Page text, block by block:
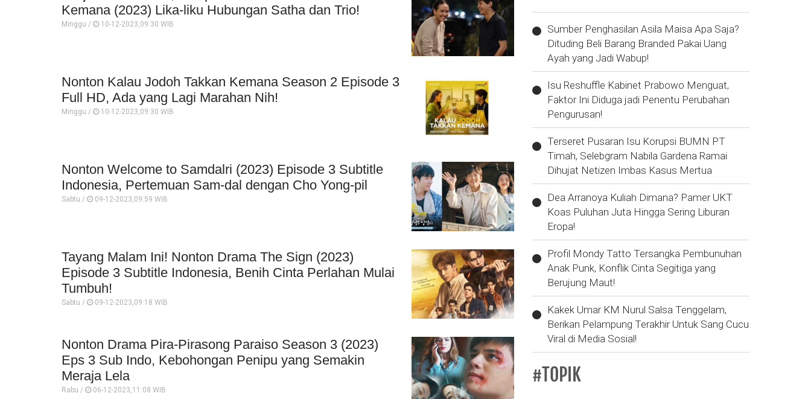
Kemana (2023) Lika-liku Hubungan Satha dan Trio!
Minggu / 10-12-2023,09:30 WIB
Nonton Kalau Jodoh Takkan Kemana Season 2 Episode 3
Full HD, Ada yang Lagi Marahan Nih!
Minggu / 10-12-2023,09:30 WIB
Nonton Welcome to Samdalri (2023) Episode 3 Subtitle
Indonesia, Pertemuan Sam-dal dengan Cho Yong-pil
Sabtu / 09-12-2023,09:59 WIB
Tayang Malam Ini! Nonton Drama The Sign (2023)
Episode 3 Subtitle Indonesia, Benih Cinta Perlahan Mulai
Tumbuh!
Sabtu / 09-12-2023,09:18 WIB
Nonton Drama Pira-Pirasong Paraiso Season 3 (2023)
Eps 3 Sub Indo, Kebohongan Penipu yang Semakin
Meraja Lela
Rabu / 06-12-2023,11:08 WIB
Sumber Penghasilan Asila Maisa Apa Saja?
Dituding Beli Barang Branded Pakai Uang
Ayah yang Jadi Wabup!
Isu Reshuffle Kabinet Prabowo Menguat,
Faktor Ini Diduga jadi Penentu Perubahan
Pengurusan!
Terseret Pusaran Isu Korupsi BUMN PT
Timah, Selebgram Nabila Gardena Ramai
Dihujat Netizen Imbas Kasus Mertua
Dea Arranoya Kuliah Dimana? Pamer UKT
Koas Puluhan Juta Hingga Sering Liburan
Eropa!
Profil Mondy Tatto Tersangka Pembunuhan
Anak Punk, Konflik Cinta Segitiga yang
Berujung Maut!
Kakek Umar KM Nurul Salsa Tenggelam,
Berikan Pelampung Terakhir Untuk Sang Cucu
Viral di Media Sosial!
#TOPIK